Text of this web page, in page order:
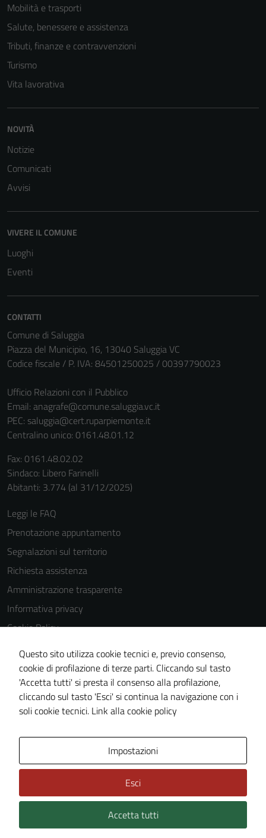
Mobilità e trasporti
Salute, benessere e assistenza
Tributi, finanze e contravvenzioni
Turismo
Vita lavorativa
NOVITÀ
Notizie
Comunicati
Avvisi
VIVERE IL COMUNE
Luoghi
Eventi
CONTATTI
Comune di Saluggia
Piazza del Municipio, 16, 13040 Saluggia VC
Codice fiscale / P. IVA: 84501250025 / 00397790023
Ufficio Relazioni con il Pubblico
Email: anagrafe@comune.saluggia.vc.it
PEC: saluggia@cert.ruparpiemonte.it
Centralino unico: 0161.48.01.12
Fax: 0161.48.02.02
Sindaco: Libero Farinelli
Abitanti: 3.774 (al 31/12/2025)
Leggi le FAQ
Prenotazione appuntamento
Segnalazioni sul territorio
Richiesta assistenza
Amministrazione trasparente
Informativa privacy
Cookie Policy
Note legali
Dichiarazione di accessibilità
Piano di miglioramento del sito
Statistiche sito web
Technical Design s.r.l.
Questo sito utilizza cookie tecnici e, previo consenso,
cookie di profilazione di terze parti. Cliccando sul tasto
'Accetta tutti' si presta il consenso alla profilazione,
cliccando sul tasto 'Esci' si continua la navigazione con i
soli cookie tecnici. Link alla cookie policy
Impostazioni
Esci
Accetta tutti
personali.